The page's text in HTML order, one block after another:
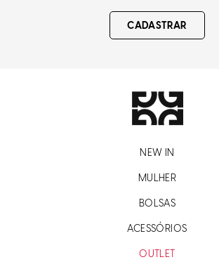
CADASTRAR
NEW IN
MULHER
BOLSAS
ACESSÓRIOS
OUTLET